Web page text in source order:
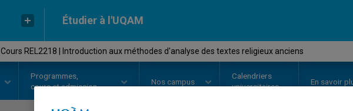
Étudier à l'UQAM
Cours REL2218 | Introduction aux méthodes d'analyse des textes religieux anciens
Programmes,
cours et admission
Nos campus
Calendriers
universitaires
En savoir